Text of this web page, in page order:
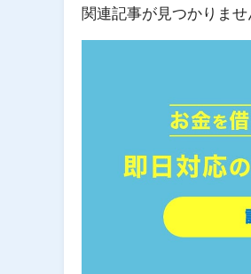
関連記事が見つかりませ